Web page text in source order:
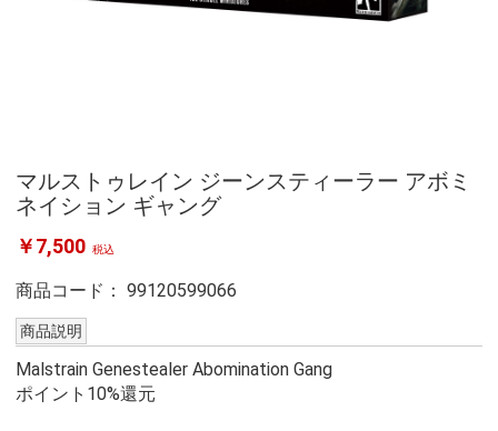
マルストゥレイン ジーンスティーラー アボミ
ネイション ギャング
￥7,500 税込
商品コード： 99120599066
商品説明
Malstrain Genestealer Abomination Gang
ポイント10%還元